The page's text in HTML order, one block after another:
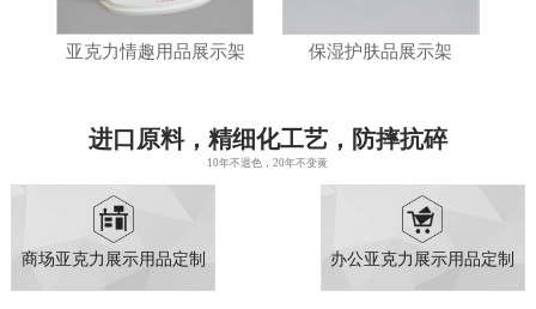
亚克力情趣用品展示架 保湿护肤品展示架
进口原料，精细化工艺，防摔抗碎
10年不退色，20年不变黄
商场亚克力展示用品定制 办公亚克力展示用品定制